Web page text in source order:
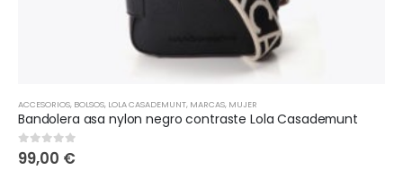
ACCESORIOS, BOLSOS, LOLA CASADEMUNT, MARCAS, MUJER
Bandolera asa nylon negro contraste Lola Casademunt
0out of 5
99,00 €